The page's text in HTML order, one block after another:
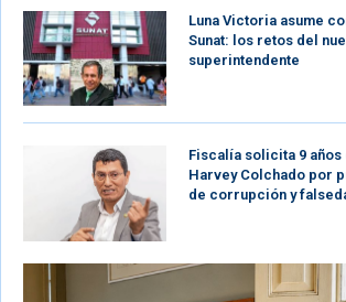
Luna Victoria asume
Sunat: los retos del
superintendente
Fiscalía solicita 9
Harvey Colchado por
de corrupción y